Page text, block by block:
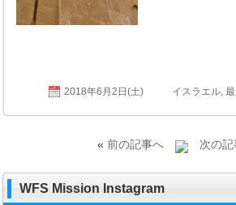
2018年6月2日(土) イスラエル,
« 前の記事へ 次の
WFS Mission Instagram